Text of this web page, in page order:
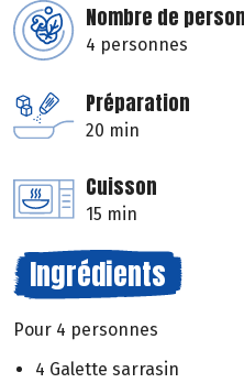
Nombre de
4 personnes
Préparation
20 min
Cuisson
15 min
Ingrédients
Pour 4 personnes
4 Galette sarrasin